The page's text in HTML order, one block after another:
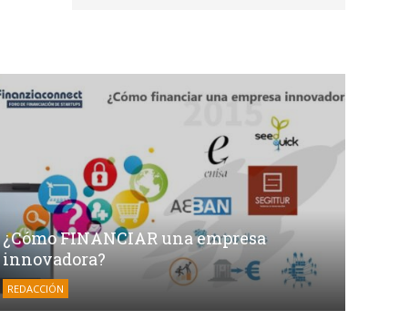
¿Cómo FINANCIAR una empresa
innovadora?
REDACCIÓN